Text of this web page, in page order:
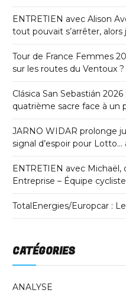
ENTRETIEN avec Alison
tout pouvait s’arrêter, alors
Tour de France Femmes
sur les routes du Ventoux ?
Clásica San Sebastián
quatrième sacre face à un
JARNO WIDAR prolonge
signal d’espoir pour Lotto…
ENTRETIEN avec
Entreprise – Équipe cycliste
TotalEnergies/Europcar :
CATÉGORIES
ANALYSE